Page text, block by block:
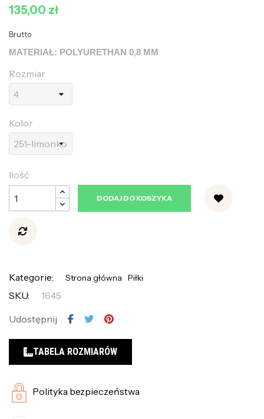
135,00 zł
Brutto
MATERIAŁ: POLYURETHAN 0,8 MM
Rozmiar
Kolor
Ilość
DODAJ DO KOSZYKA
Kategorie: Strona główna Piłki
SKU:
1645
Udostępnij
TABELA ROZMIARÓW
Polityka bezpieczeństwa